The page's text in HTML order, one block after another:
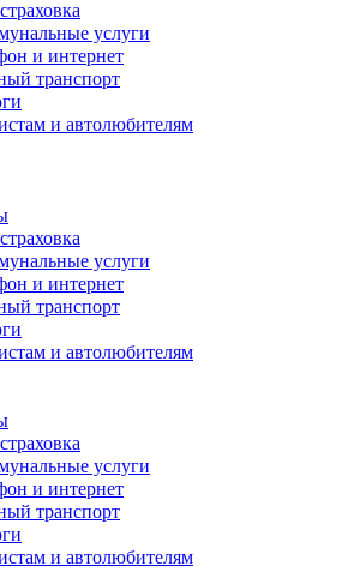
услуги
и интернет
транспорт
и автолюбителям
услуги
и интернет
транспорт
и автолюбителям
услуги
и интернет
транспорт
и автолюбителям